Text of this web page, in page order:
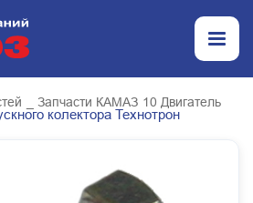
_ Запчасти КАМАЗ 10 Двигатель
колектора Технотрон